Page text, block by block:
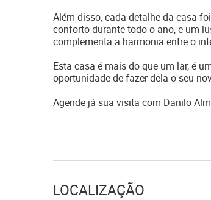
Além disso, cada detalhe da casa
conforto durante todo o ano, e um
complementa a harmonia entre o
Esta casa é mais do que um lar, é
oportunidade de fazer dela o seu
Agende já sua visita com Danilo
LOCALIZAÇÃO